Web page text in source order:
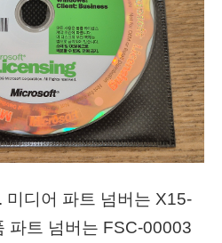
미디어 파트 넘버는 X15-
파트 넘버는 FSC-00003